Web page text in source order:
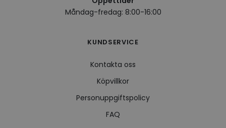
Måndag-fredag: 8:00-16:00
KUNDSERVICE
Kontakta oss
Köpvillkor
Personuppgiftspolicy
FAQ